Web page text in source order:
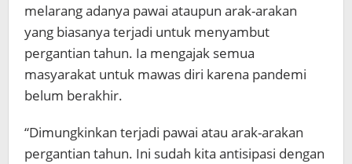
melarang adanya pawai ataupun arak-arakan
yang biasanya terjadi untuk menyambut
pergantian tahun. Ia mengajak semua
masyarakat untuk mawas diri karena pandemi
belum berakhir.
“Dimungkinkan terjadi pawai atau arak-arakan
pergantian tahun. Ini sudah kita antisipasi dengan